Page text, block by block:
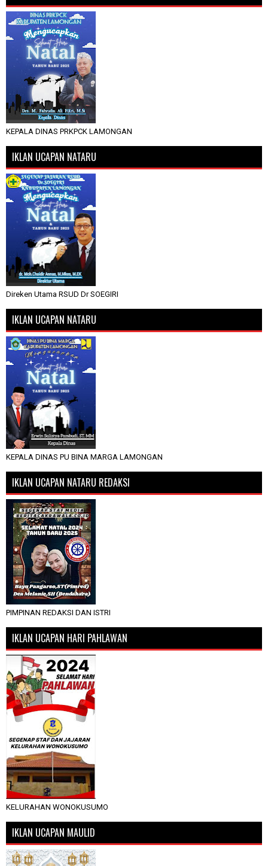
KEPALA DINAS PRKPCK LAMONGAN
IKLAN UCAPAN NATARU
Direken Utama RSUD Dr SOEGIRI
IKLAN UCAPAN NATARU
KEPALA DINAS PU BINA MARGA LAMONGAN
IKLAN UCAPAN NATARU REDAKSI
PIMPINAN REDAKSI DAN ISTRI
IKLAN UCAPAN HARI PAHLAWAN
KELURAHAN WONOKUSUMO
IKLAN UCAPAN MAULID